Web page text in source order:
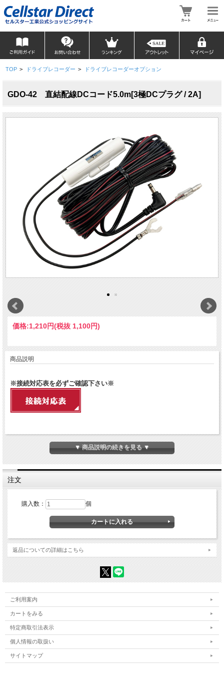
TOP > ドライブレコーダー > ドライブレコーダーオプション
GDO-42 直結配線DCコード5.0m[3極DCプラグ / 2A]
価格:1,210円(税抜 1,100円)
商品説明
※接続対応表を必ずご確認下さい※
GDO-42 直結配線DCコード[3極DCプラグ / 2A] (セルスター製ドライ
ブレコーダー・デジタルインナーミラー専用)
PDF取扱説明書
セルスター製ドライブレコーダー・デジタルインナーミラー に使用で
きる3極DCプラグタイプの電源直付DCコードです。 車両のヒューズ
ズモデル。
＜対応ドライブレコーダー＞
660FH/CSD-670FH/CSD-690FHR
CSD-750FHG/CSD-790FHG/CS-11FH/CS-21FH/CS-31F/CS-
81WQH/CS-91FH/CS-41FH
CS-51FR/CS-61FH/CS-32FH/CS-360FH/CS-71FW/CS-92WQH/CD-
20/CS-361FHT/CD-30
CS-72FH/CS-52FRW/CS-53FH/CS-93FH/CS-23FH/CS-33FH/CD-
50/CA-D01D/CS-54FH
CS-363FH/CS-364FH/CS-691FH
＜対応デジタルインナーミラー＞
CS-1000SM/DM-10/CS-2000SM
[主要諸元]
▼ 商品説明の続きを見る ▼
注文
購入数： 個
返品についての詳細はこちら
ご利用案内
カートをみる
特定商取引法表示
個人情報の取扱い
サイトマップ